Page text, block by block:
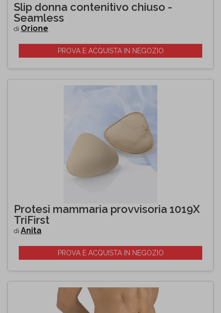
Slip donna contenitivo chiuso -
Seamless
di Orione
PROVA E ACQUISTA IN NEGOZIO
Protesi mammaria provvisoria 1019X
TriFirst
di Anita
PROVA E ACQUISTA IN NEGOZIO